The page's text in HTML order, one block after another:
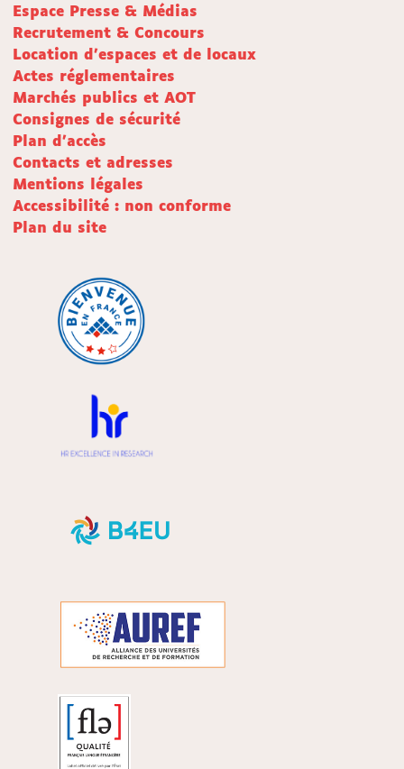
Espace Presse & Médias
Recrutement & Concours
Location d'espaces et de locaux
Actes réglementaires
Marchés publics et AOT
Consignes de sécurité
Plan d'accès
Contacts et adresses
Mentions légales
Accessibilité : non conforme
Plan du site